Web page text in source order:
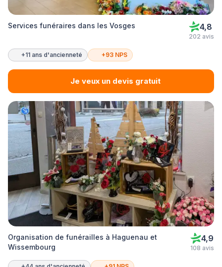
Services funéraires dans les Vosges 4,8
202 avis
+11 ans d'ancienneté +93 NPS
Je veux un devis gratuit
Organisation de funérailles à Haguenau et
Wissembourg
4,9
108 avis